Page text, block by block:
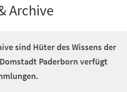
Archive
sind Hüter des Wissens der
Paderborn verfügt